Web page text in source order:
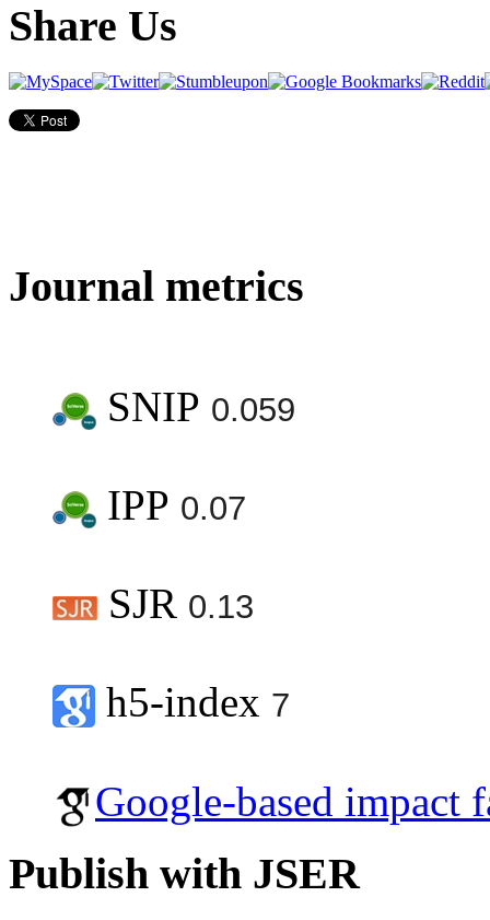
Share Us
Journal metrics
SNIP 0.059
IPP 0.07
SJR 0.13
h5-index 7
Google-based impact
Publish with JSER